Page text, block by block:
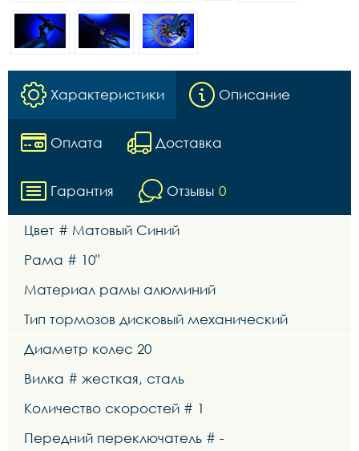
Характеристики Описание
Оплата Доставка
Гарантия Отзывы 0
Цвет # Матовый Синий
Рама # 10"
Материал рамы алюминий
Тип тормозов дисковый механический
Диаметр колес 20
Вилка # жесткая, сталь
Количество скоростей # 1
Передний переключатель # -